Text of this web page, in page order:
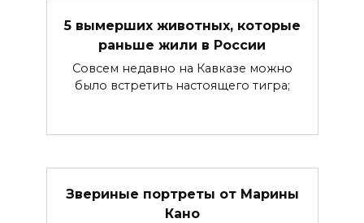
5 вымерших животных, которые
раньше жили в России
Совсем недавно на Кавказе можно
было встретить настоящего тигра;
Звериные портреты от Марины
Кано